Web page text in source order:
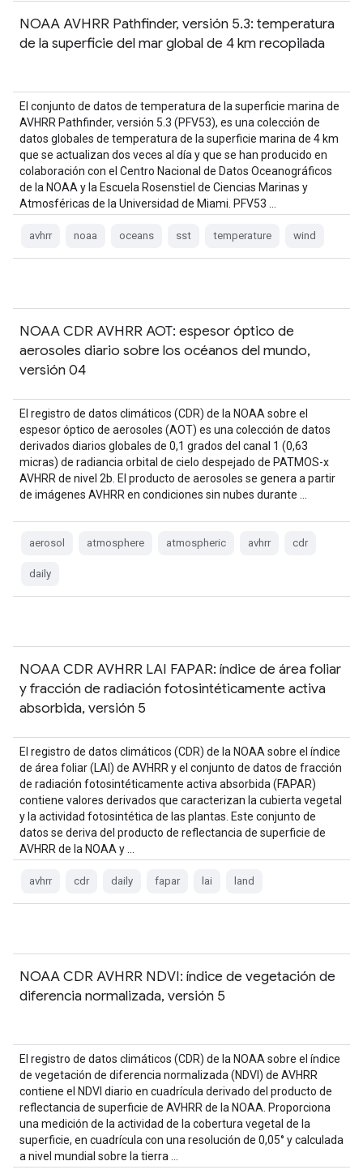
NOAA AVHRR Pathfinder, versión 5.3: temperatura
de la superficie del mar global de 4 km recopilada
El conjunto de datos de temperatura de la superficie marina de
AVHRR Pathfinder, versión 5.3 (PFV53), es una colección de
datos globales de temperatura de la superficie marina de 4 km
que se actualizan dos veces al día y que se han producido en
colaboración con el Centro Nacional de Datos Oceanográficos
de la NOAA y la Escuela Rosenstiel de Ciencias Marinas y
Atmosféricas de la Universidad de Miami. PFV53 …
avhrr noaa oceans sst temperature wind
NOAA CDR AVHRR AOT: espesor óptico de
aerosoles diario sobre los océanos del mundo,
versión 04
El registro de datos climáticos (CDR) de la NOAA sobre el
espesor óptico de aerosoles (AOT) es una colección de datos
derivados diarios globales de 0,1 grados del canal 1 (0,63
micras) de radiancia orbital de cielo despejado de PATMOS-x
AVHRR de nivel 2b. El producto de aerosoles se genera a partir
de imágenes AVHRR en condiciones sin nubes durante …
aerosol atmosphere atmospheric avhrr cdr
daily
NOAA CDR AVHRR LAI FAPAR: índice de área foliar
y fracción de radiación fotosintéticamente activa
absorbida, versión 5
El registro de datos climáticos (CDR) de la NOAA sobre el índice
de área foliar (LAI) de AVHRR y el conjunto de datos de fracción
de radiación fotosintéticamente activa absorbida (FAPAR)
contiene valores derivados que caracterizan la cubierta vegetal
y la actividad fotosintética de las plantas. Este conjunto de
datos se deriva del producto de reflectancia de superficie de
AVHRR de la NOAA y …
avhrr cdr daily fapar lai land
NOAA CDR AVHRR NDVI: índice de vegetación de
diferencia normalizada, versión 5
El registro de datos climáticos (CDR) de la NOAA sobre el índice
de vegetación de diferencia normalizada (NDVI) de AVHRR
contiene el NDVI diario en cuadrícula derivado del producto de
reflectancia de superficie de AVHRR de la NOAA. Proporciona
una medición de la actividad de la cobertura vegetal de la
superficie, en cuadrícula con una resolución de 0,05° y calculada
a nivel mundial sobre la tierra …